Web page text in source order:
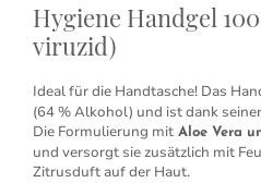
Hygiene Handgel
viruzid)
Ideal für die Handtasche! Das
(64 % Alkohol) und ist dank
Die Formulierung mit Aloe Vera
und versorgt sie zusätzlich mit
Zitrusduft auf der Haut.